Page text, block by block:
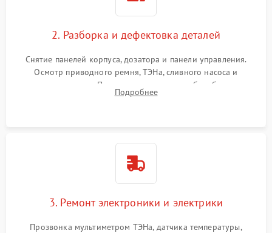
2. Разборка и дефектовка деталей
Снятие панелей корпуса, дозатора и панели управления.
Осмотр приводного ремня, ТЭНа, сливного насоса и
амортизаторов. Проверка подшипников барабана и
крестовины на износ, а манжеты люка на разрывы.
Подробнее
3. Ремонт электроники и электрики
Прозвонка мультиметром ТЭНа, датчика температуры,